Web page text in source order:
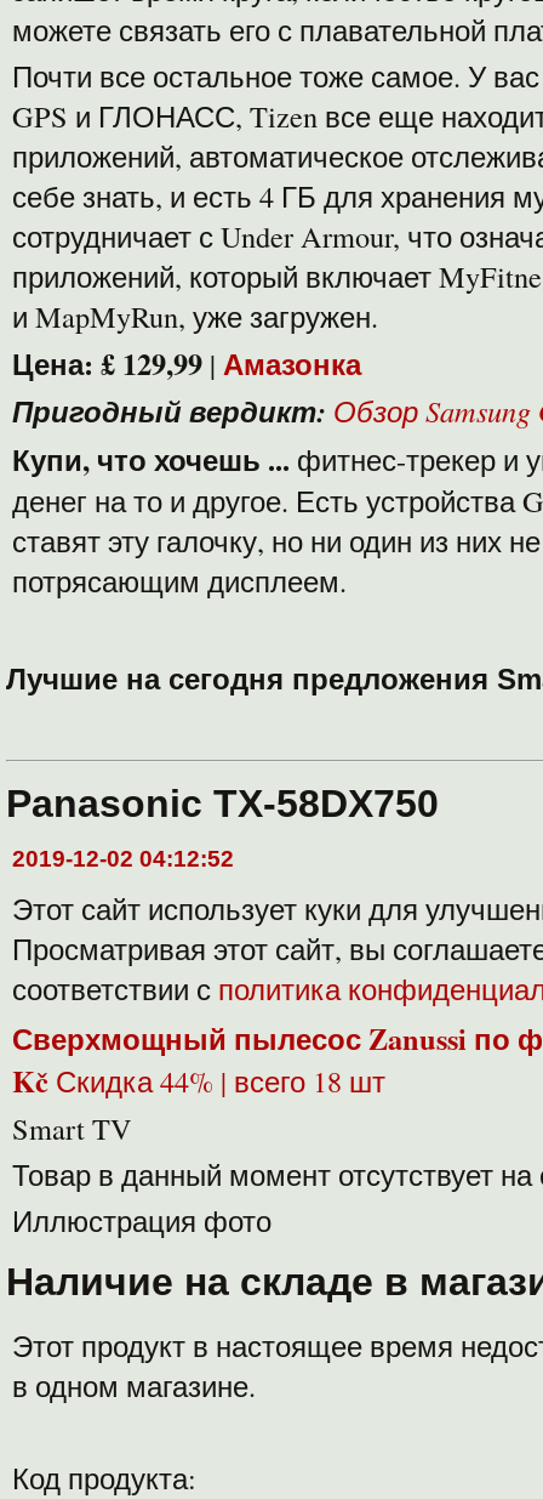
можете связать его с плавательной
Почти все остальное тоже самое. У
GPS и ГЛОНАСС, Tizen все еще
приложений, автоматическое
себе знать, и есть 4 ГБ для хранения
сотрудничает с Under Armour, что
приложений, который включает
и MapMyRun, уже загружен.
Цена: £ 129,99 | Амазонка
Пригодный вердикт: Обзор
Купи, что хочешь ... фитнес-трекер и
денег на то и другое. Есть устройства
ставят эту галочку, но ни один из них
потрясающим дисплеем.
Лучшие на сегодня предложения
Panasonic TX-58DX750
2019-12-02 04:12:52
Этот сайт использует куки для
Просматривая этот сайт, вы
соответствии с политика
Сверхмощный пылесос Zanussi по
Kč Скидка 44% | всего 18 шт
Smart TV
Товар в данный момент отсутствует на
Иллюстрация фото
Наличие на складе в
Этот продукт в настоящее время
в одном магазине.
Код продукта: